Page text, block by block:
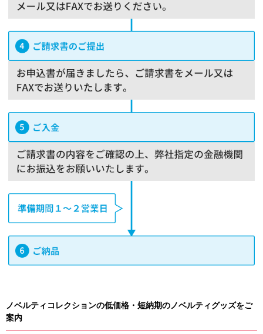
ノベルティコレクションの低価格・短納期のノベルティグッズをご
案内